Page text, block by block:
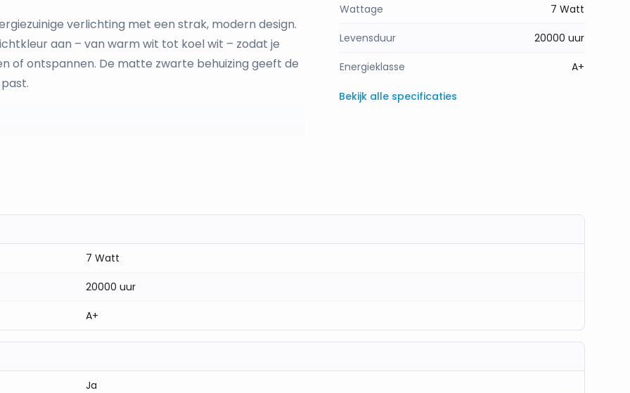
verlichting met een strak, modern design.
aan – van warm wit tot koel wit – zodat je
of ontspannen. De matte zwarte behuizing geeft de
werken of relaxen
van model)
te sluiten zonder extra armaturen.
Wattage 7 Watt
Levensduur 20000 uur
Energieklasse A+
Bekijk alle specificaties
7 Watt
20000 uur
A+
Ja